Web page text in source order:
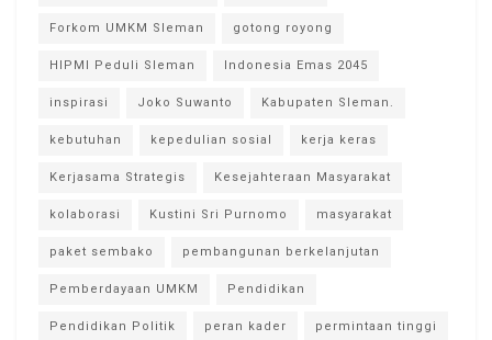
Forkom UMKM Sleman gotong royong
HIPMI Peduli Sleman Indonesia Emas 2045
inspirasi Joko Suwanto Kabupaten Sleman.
kebutuhan kepedulian sosial kerja keras
Kerjasama Strategis Kesejahteraan Masyarakat
kolaborasi Kustini Sri Purnomo masyarakat
paket sembako pembangunan berkelanjutan
Pemberdayaan UMKM Pendidikan
Pendidikan Politik peran kader permintaan tinggi